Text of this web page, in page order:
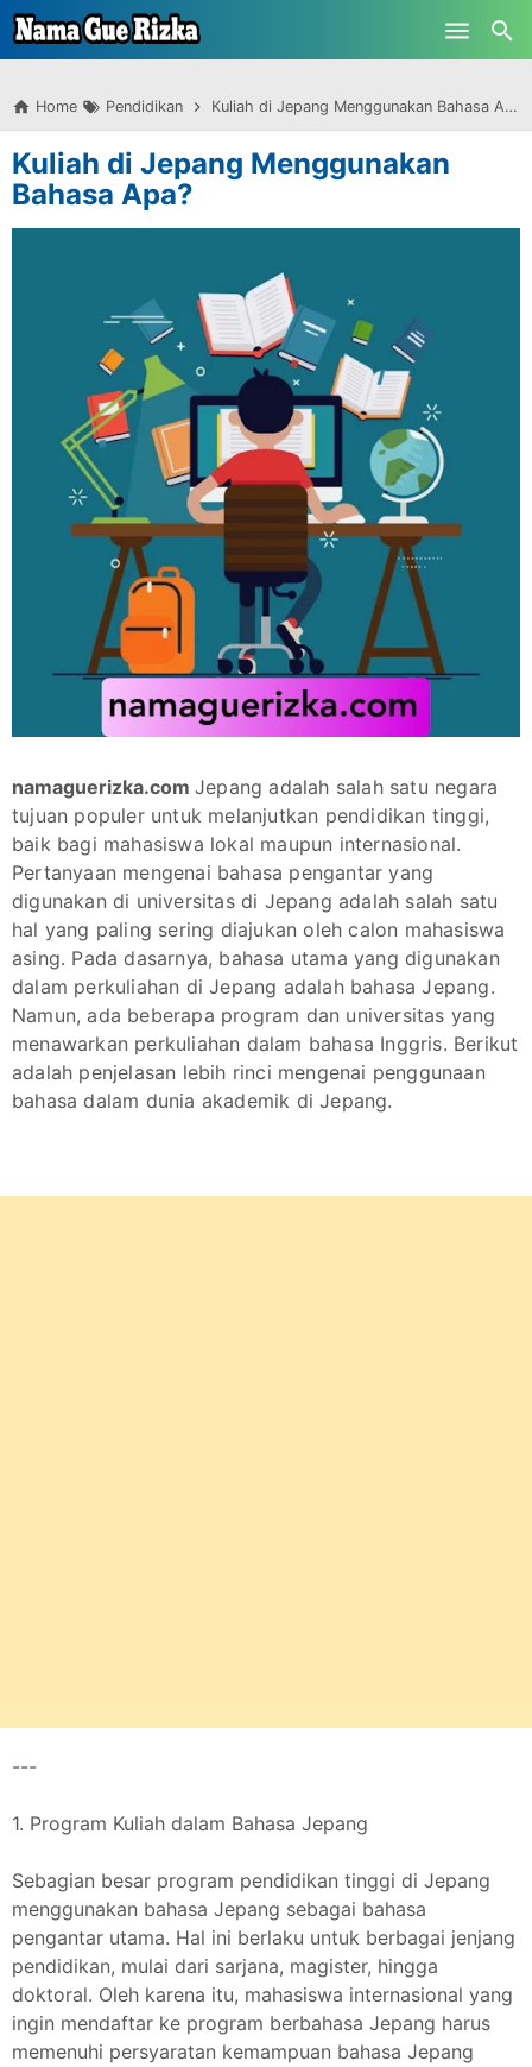
-->
Skip to main content
Home Pendidikan Kuliah di Jepang Menggunakan Bahasa Apa?
Kuliah di Jepang Menggunakan
Bahasa Apa?
namaguerizka.com Jepang adalah salah satu negara
tujuan populer untuk melanjutkan pendidikan tinggi,
baik bagi mahasiswa lokal maupun internasional.
Pertanyaan mengenai bahasa pengantar yang
digunakan di universitas di Jepang adalah salah satu
hal yang paling sering diajukan oleh calon mahasiswa
asing. Pada dasarnya, bahasa utama yang digunakan
dalam perkuliahan di Jepang adalah bahasa Jepang.
Namun, ada beberapa program dan universitas yang
menawarkan perkuliahan dalam bahasa Inggris. Berikut
adalah penjelasan lebih rinci mengenai penggunaan
bahasa dalam dunia akademik di Jepang.
---
1. Program Kuliah dalam Bahasa Jepang
Sebagian besar program pendidikan tinggi di Jepang
menggunakan bahasa Jepang sebagai bahasa
pengantar utama. Hal ini berlaku untuk berbagai jenjang
pendidikan, mulai dari sarjana, magister, hingga
doktoral. Oleh karena itu, mahasiswa internasional yang
ingin mendaftar ke program berbahasa Jepang harus
memenuhi persyaratan kemampuan bahasa Jepang